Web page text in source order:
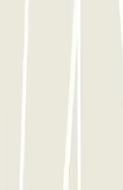
toda la red de
Parclick.
del parking todas